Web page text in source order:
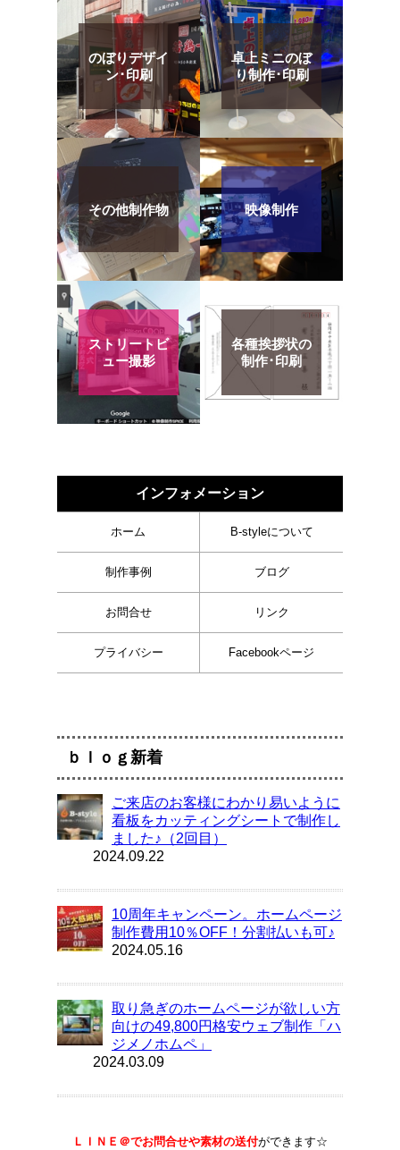
のぼりデザイ
ン･印刷
卓上ミニのぼ
り制作･印刷
その他制作物 映像制作
ストリートビ
ュー撮影
各種挨拶状の
制作･印刷
インフォメーション
ホーム B-styleについて
制作事例 ブログ
お問合せ リンク
プライバシー Facebookページ
ｂｌｏｇ新着
ご来店のお客様にわかり易いように
看板をカッティングシートで制作し
ました♪（2回目）
2024.09.22
10周年キャンペーン。ホームページ
制作費用10％OFF！分割払いも可♪
2024.05.16
取り急ぎのホームページが欲しい方
向けの49,800円格安ウェブ制作「ハ
ジメノホムペ」
2024.03.09
ＬＩＮＥ＠でお問合せや素材の送付ができます☆